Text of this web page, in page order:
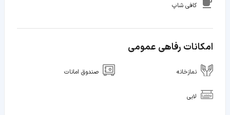
کافی شاپ
امکانات رفاهی عمومی
نمازخانه صندوق امانات
لابی